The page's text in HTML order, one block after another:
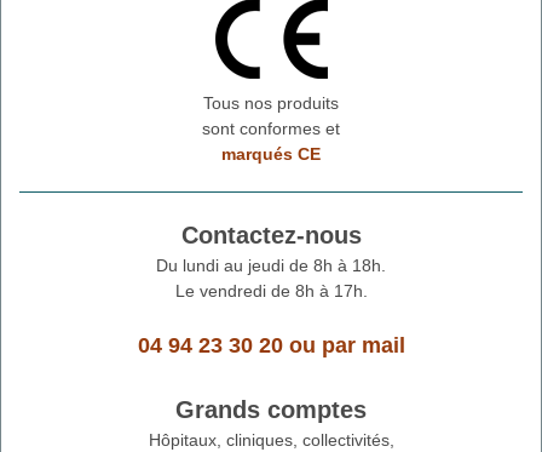
Tous nos produits
sont conformes et
marqués CE
Contactez-nous
Du lundi au jeudi de 8h à 18h.
Le vendredi de 8h à 17h.
04 94 23 30 20ou par mail
Grands comptes
Hôpitaux, cliniques, collectivités,